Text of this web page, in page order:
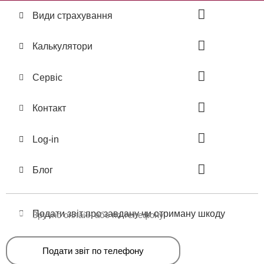
Види страхування
Калькулятори
Сервіс
Контакт
Log-in
Блог
Подати звіт про завдану чи отриману шкоду
Зручно онлайн або по телефону
Подати звіт по телефону